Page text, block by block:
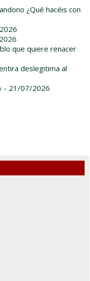
¿Qué hacéis con
que quiere renacer
deslegitima al
- 21/07/2026